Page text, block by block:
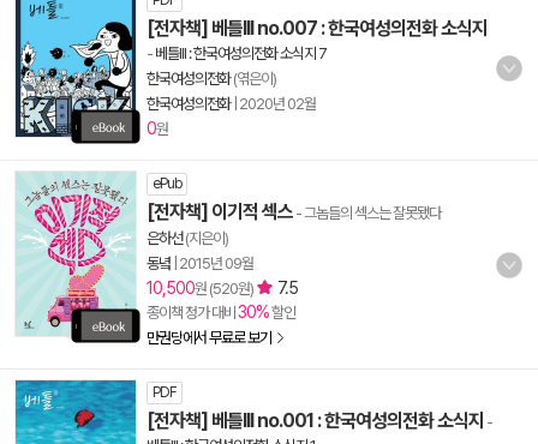
[전자책] 베틀III no.007 : 한국여성의전화 소식지
- 베틀III : 한국여성의전화 소식지 7
한국여성의전화(엮은이)
한국여성의전화| 2020년 02월
0원
ePub
[전자책] 이기적 섹스 - 그놈들의 섹스는 잘못됐다
은하선(지은이)
동녘 2015년 09월
10,500원 (520원) 7.5
종이책 정가 대비 30%할인
만권당에서 무료로 보기
PDF
[전자책] 베틀III no.001 : 한국여성의전화 소식지 -